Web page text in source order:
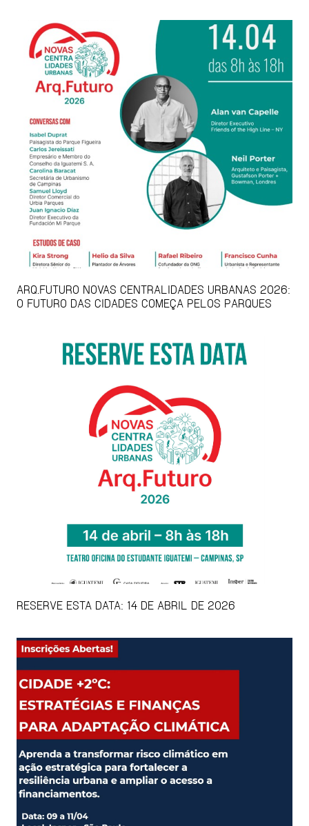
ARQ.FUTURO NOVAS CENTRALIDADES URBANAS 2026:
O FUTURO DAS CIDADES COMEÇA PELOS PARQUES
RESERVE ESTA DATA: 14 DE ABRIL DE 2026